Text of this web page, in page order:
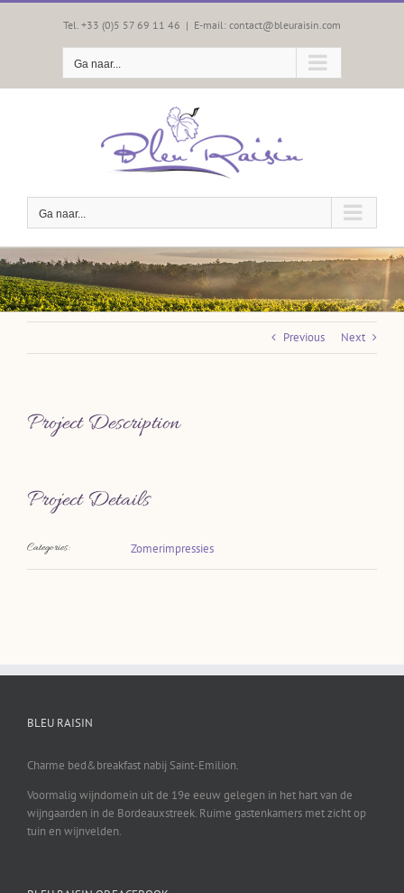
Skip
Tel. +33 (0)5 57 69 11 46 | E-mail: contact@bleuraisin.com
Ga naar...
Ga naar...
Previous Next
Project Description
Project Details
Categories: Zomerimpressies
BLEU RAISIN
Charme bed&breakfast nabij Saint-Emilion.
Voormalig wijndomein uit de 19e eeuw gelegen in het hart van de
wijngaarden in de Bordeauxstreek. Ruime gastenkamers met zicht op
tuin en wijnvelden.